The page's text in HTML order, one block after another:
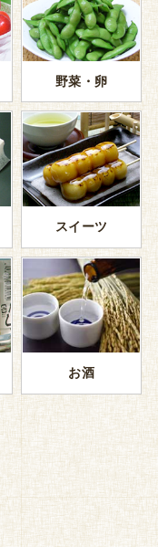
野菜・卵
スイーツ
お酒